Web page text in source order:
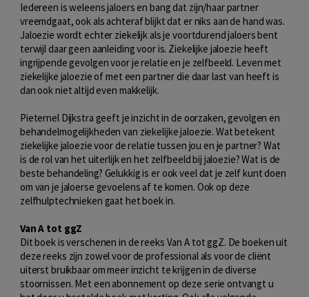
Iedereen is weleens jaloers en bang dat zijn/haar partner
vreemdgaat, ook als achteraf blijkt dat er niks aan de hand was.
Jaloezie wordt echter ziekelijk als je voortdurend jaloers bent
terwijl daar geen aanleiding voor is. Ziekelijke jaloezie heeft
ingrijpende gevolgen voor je relatie en je zelfbeeld. Leven met
ziekelijke jaloezie of met een partner die daar last van heeft is
dan ook niet altijd even makkelijk.
Pieternel Dijkstra geeft je inzicht in de oorzaken, gevolgen en
behandelmogelijkheden van ziekelijke jaloezie. Wat betekent
ziekelijke jaloezie voor de relatie tussen jou en je partner? Wat
is de rol van het uiterlijk en het zelfbeeld bij jaloezie? Wat is de
beste behandeling? Gelukkig is er ook veel dat je zelf kunt doen
om van je jaloerse gevoelens af te komen. Ook op deze
zelfhulptechnieken gaat het boek in.
Van A tot ggZ
Dit boek is verschenen in de reeks Van A tot ggZ. De boeken uit
deze reeks zijn zowel voor de professional als voor de cliënt
uiterst bruikbaar om meer inzicht te krijgen in de diverse
stoornissen. Met een abonnement op deze serie ontvangt u